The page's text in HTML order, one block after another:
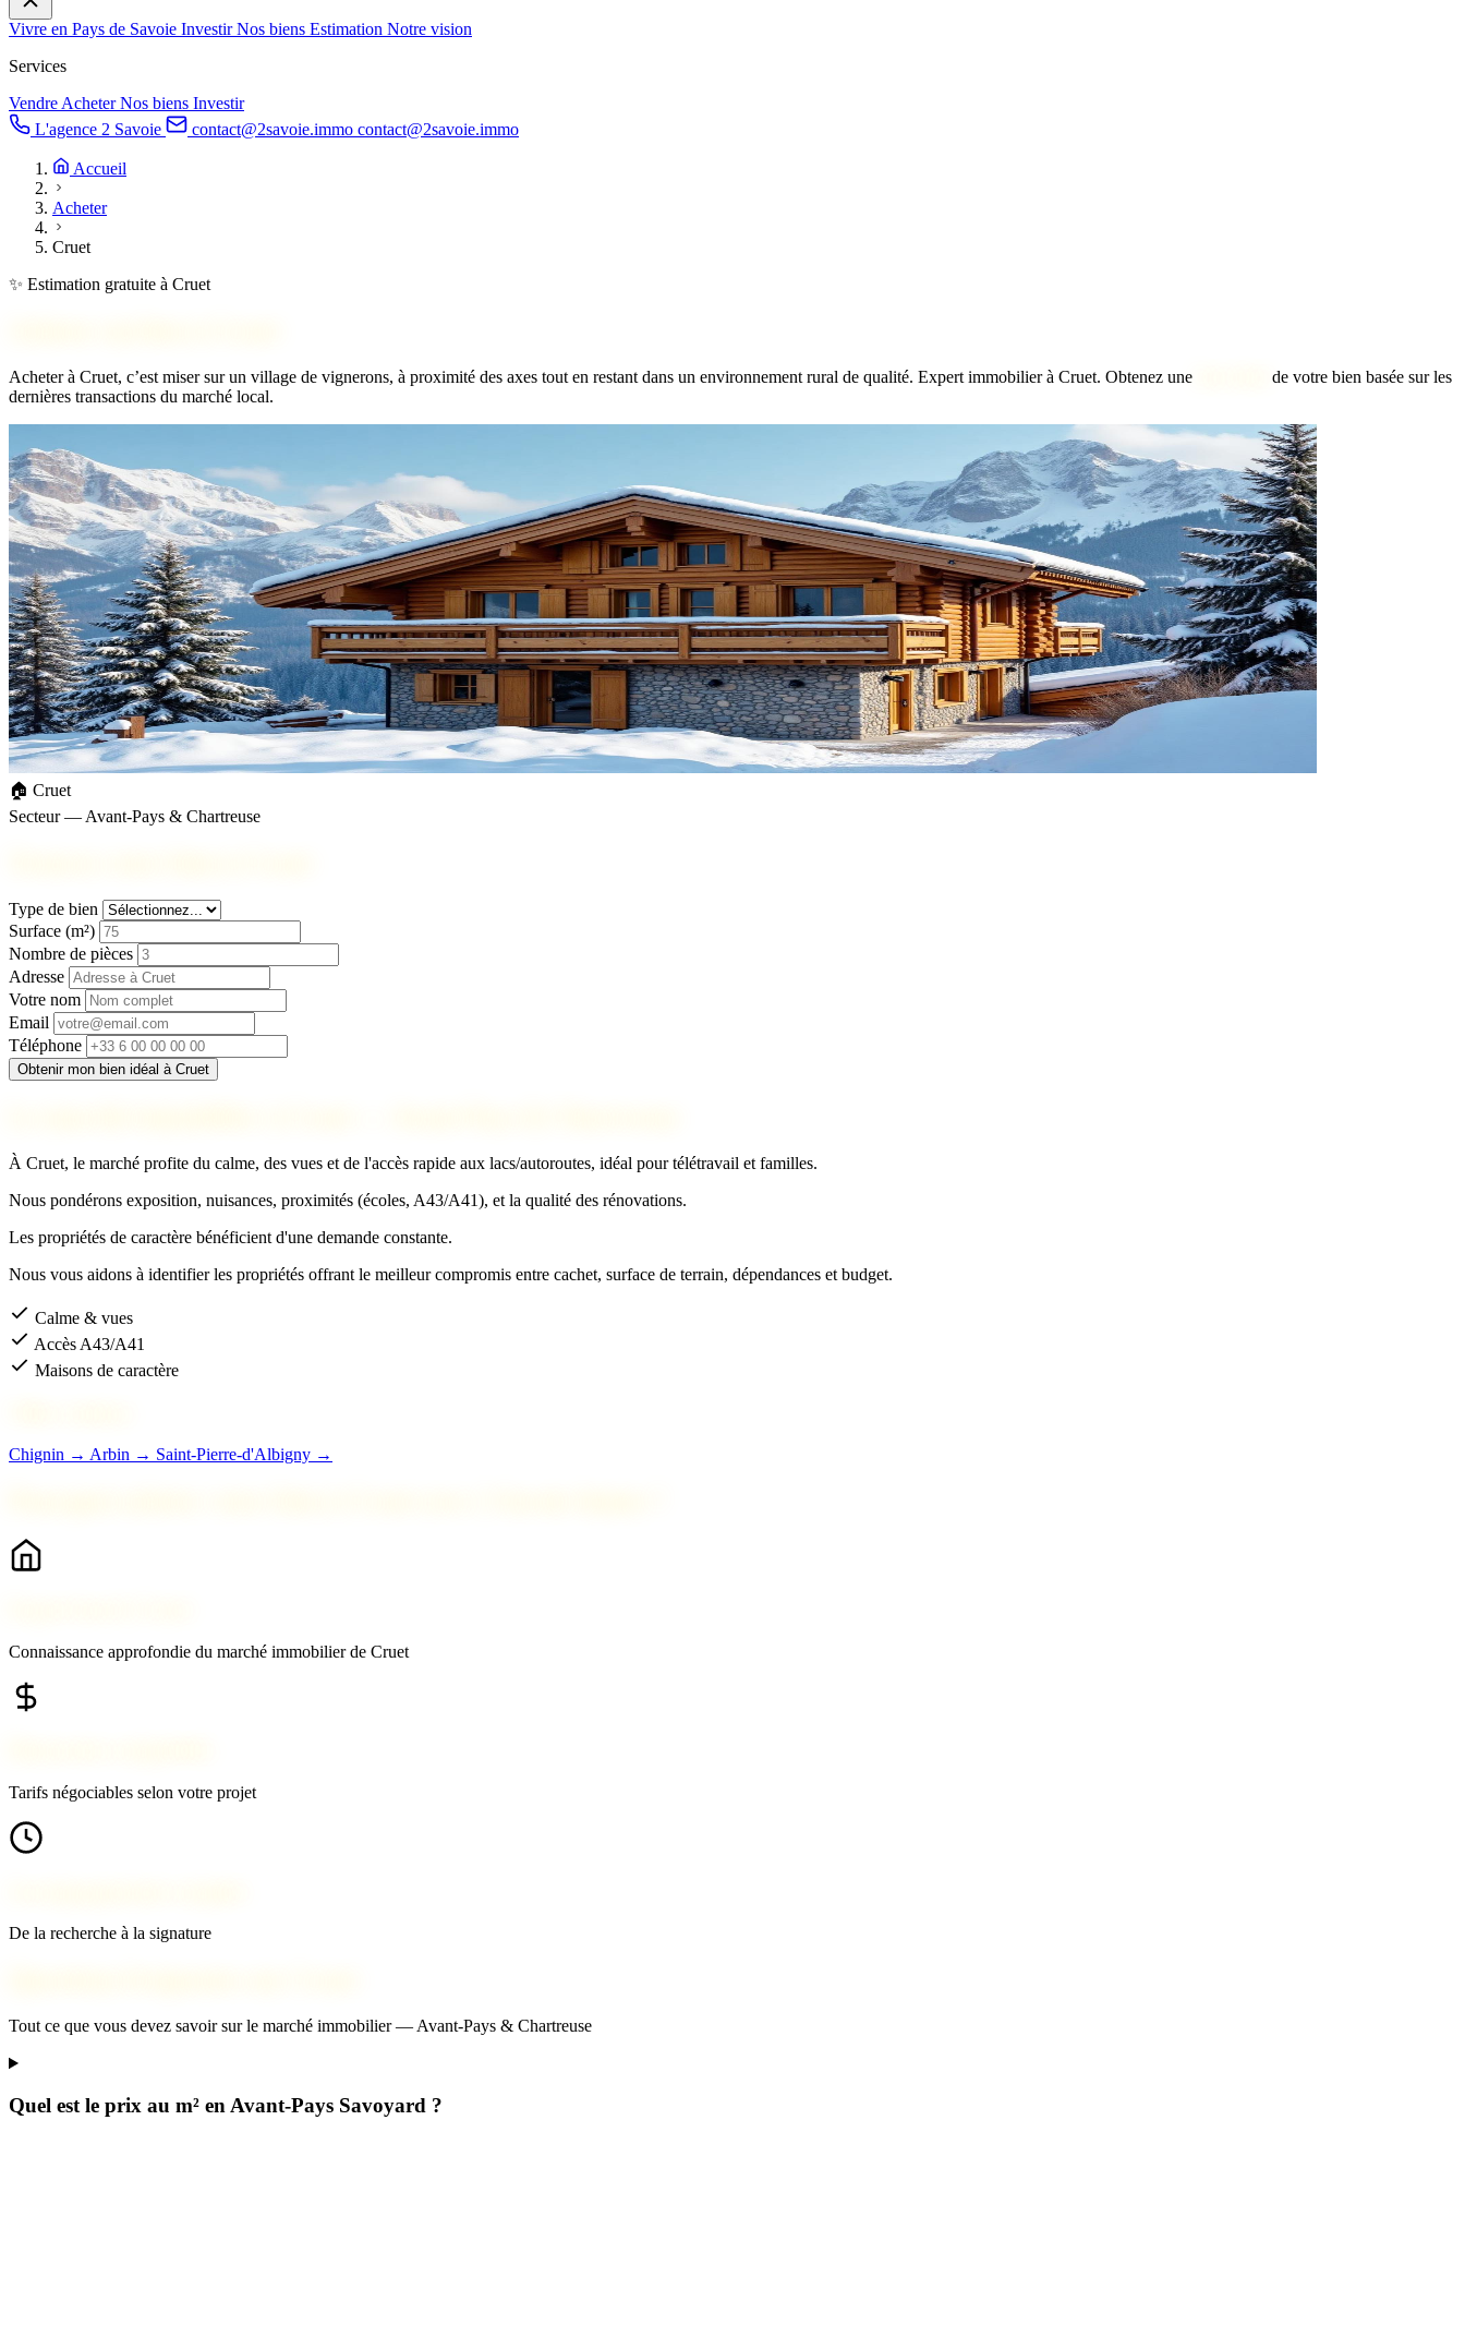
Vivre en Pays de Savoie InvestirNos biens Estimation Notre vision
Services
VendreAcheterNos biens Investir
L'agence 2 Savoie
contact@2savoie.immo contact@2savoie.immo
Accueil
Acheter
Cruet
✨ Estimation gratuite à Cruet
Acheter à Cruet, c’est miser sur un village de vignerons, à proximité des axes tout en restant dans un environnement rural de qualité. Expert immobilier à Cruet. Obtenez une
de votre bien basée sur les
dernières transactions du marché local.
🏠 Cruet
Secteur — Avant-Pays & Chartreuse
Type de bien
Surface (m²)
Nombre de pièces
Adresse
Votre nom
Email
Téléphone
Obtenir mon bien idéal à Cruet
À Cruet, le marché profite du calme, des vues et de l'accès rapide aux lacs/autoroutes, idéal pour télétravail et familles.
Nous pondérons exposition, nuisances, proximités (écoles, A43/A41), et la qualité des rénovations.
Les propriétés de caractère bénéficient d'une demande constante.
Nous vous aidons à identifier les propriétés offrant le meilleur compromis entre cachet, surface de terrain, dépendances et budget.
Calme & vues
Accès A43/A41
Maisons de caractère
Chignin → Arbin → Saint-Pierre-d'Albigny →
Connaissance approfondie du marché immobilier de Cruet
Tarifs négociables selon votre projet
De la recherche à la signature
Tout ce que vous devez savoir sur le marché immobilier — Avant-Pays & Chartreuse
Quel est le prix au m² en Avant-Pays Savoyard ?